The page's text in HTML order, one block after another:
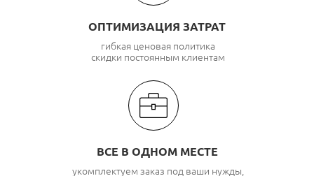
ОПТИМИЗАЦИЯ ЗАТРАТ
гибкая ценовая политика
скидки постоянным клиентам
ВСЕ В ОДНОМ МЕСТЕ
укомплектуем заказ под ваши нужды,